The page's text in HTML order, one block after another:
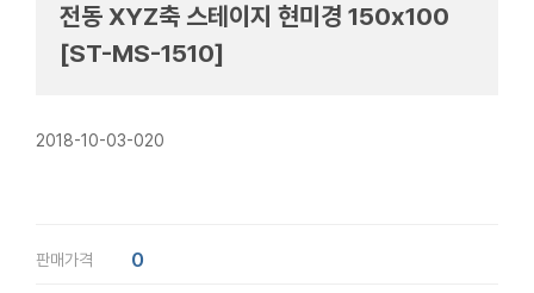
전동 XYZ축 스테이지 현미경 150x100
[ST-MS-1510]
2018-10-03-020
판매가격 0